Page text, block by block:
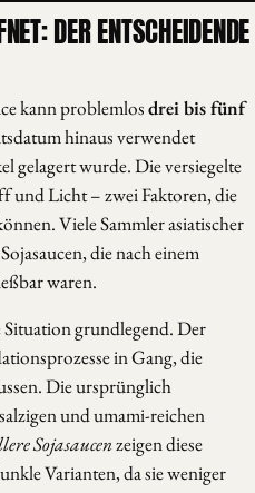
DER ENTSCHEIDENDE
kann problemlosdrei bis fünf
hinaus verwendet
gelagert wurde. Die versiegelte
und Licht – zwei Faktoren, die
Viele Sammler asiatischer
die nach einem
waren.
grundlegend. Der
in Gang, die
Die ursprünglich
und umami-reichen
Sojasaucenzeigen diese
Varianten, da sie weniger